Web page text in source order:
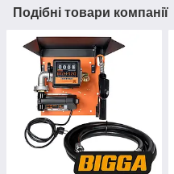
Подібні товари компанії